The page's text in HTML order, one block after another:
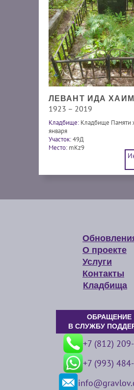
ЛЕВАНТ ИДА
1923 – 2019
Кладбище: Кладбище Памяти
января
Участок:49Д
Место: mKz9
О проекте
Услуги
Контакты
Кладбища
ОБРАЩЕНИЕ
В СЛУЖБУ
+7 (812)
+7 (993)